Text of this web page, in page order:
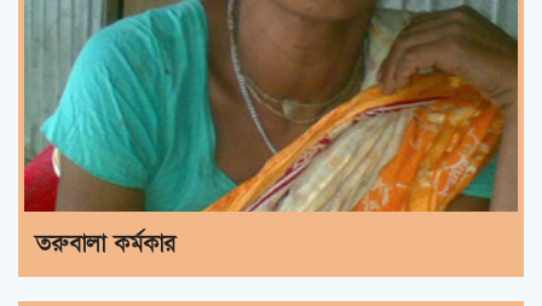
তরুবালা কর্মকার